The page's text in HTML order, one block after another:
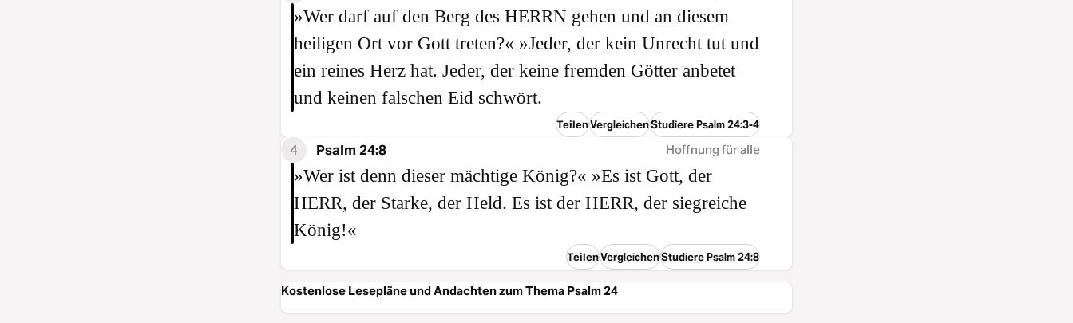
»Wer darf auf den Berg des HERRN gehen und an diesem
heiligen Ort vor Gott treten?« »Jeder, der kein Unrecht tut und
ein reines Herz hat. Jeder, der keine fremden Götter anbetet
und keinen falschen Eid schwört.
TeilenVergleichenStudiere Psalm 24:3-4
4 Psalm 24:8 Hoffnung für alle
»Wer ist denn dieser mächtige König?« »Es ist Gott, der
HERR, der Starke, der Held. Es ist der HERR, der siegreiche
König!«
TeilenVergleichenStudiere Psalm 24:8
Kostenlose Lesepläne und Andachten zum Thema Psalm 24